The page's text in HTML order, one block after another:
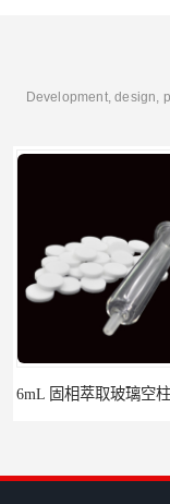
Development, design,